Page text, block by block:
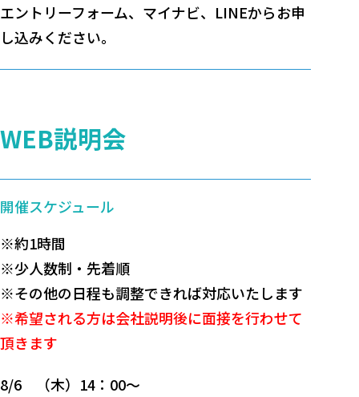
エントリーフォーム、マイナビ、LINEからお申
し込みください。
WEB説明会
開催スケジュール
※約1時間
※少人数制・先着順
※その他の日程も調整できれば対応いたします
※希望される方は会社説明後に面接を行わせて
頂きます
8/6 （木）14：00～